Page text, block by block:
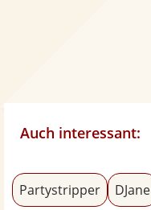
Auch interessant:
Partystripper DJane